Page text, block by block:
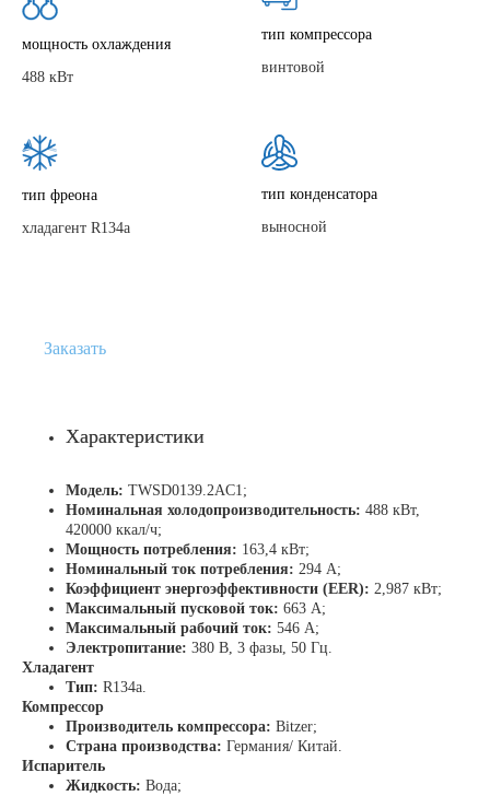
мощность охлаждения
488 кВт
тип компрессора
винтовой
тип фреона
хладагент R134a
тип конденсатора
выносной
Заказать
Характеристики
Модель: TWSD0139.2AC1;
Номинальная холодопроизводительность: 488 кВт,
420000 ккал/ч;
Мощность потребления: 163,4 кВт;
Номинальный ток потребления: 294 А;
Коэффициент энергоэффективности (EER): 2,987 кВт;
Максимальный пусковой ток: 663 А;
Максимальный рабочий ток: 546 А;
Электропитание: 380 В, 3 фазы, 50 Гц.
Хладагент
Тип: R134a.
Компрессор
Производитель компрессора: Bitzer;
Страна производства: Германия/ Китай.
Испаритель
Жидкость: Вода;